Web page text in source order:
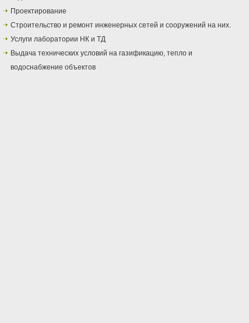
Проектирование
Строительство и ремонт инженерных сетей и сооружений на них.
Услуги лаборатории НК и ТД
Выдача технических условий на газификацию, тепло и
водоснабжение объектов